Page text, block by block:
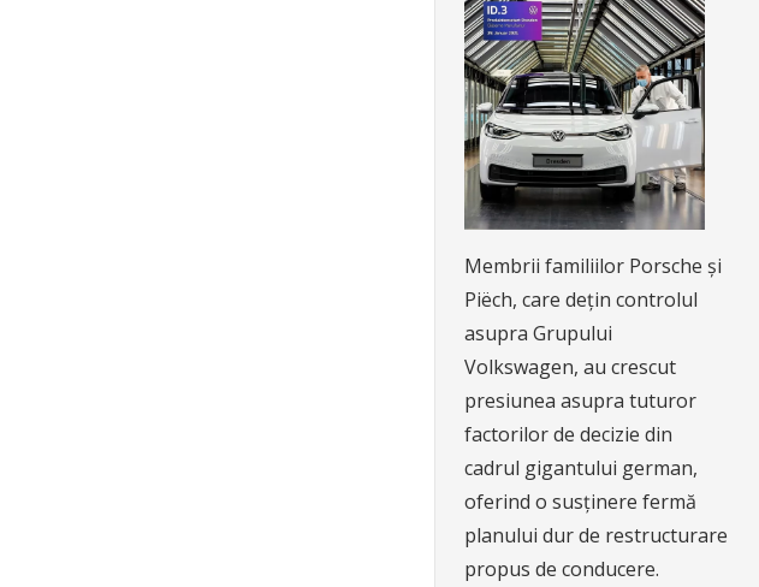
Membrii familiilor Porsche și
Piëch, care dețin controlul
asupra Grupului
Volkswagen, au crescut
presiunea asupra tuturor
factorilor de decizie din
cadrul gigantului german,
oferind o susținere fermă
planului dur de restructurare
propus de conducere.